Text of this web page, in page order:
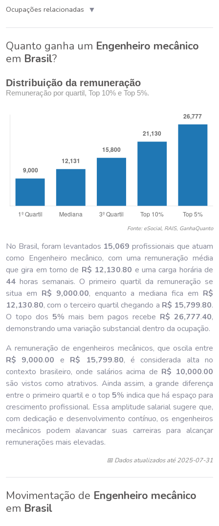
Ocupações relacionadas ▼
Quanto ganha um Engenheiro mecânico
em Brasil?
Distribuição da remuneração
Remuneração por quartil, Top 10% e Top 5%.
Fonte: eSocial, RAIS, GanhaQuanto
No Brasil, foram levantados 15,069 profissionais que atuam
como Engenheiro mecânico, com uma remuneração média
que gira em torno de R$ 12,130.80 e uma carga horária de
44 horas semanais. O primeiro quartil da remuneração se
situa em R$ 9,000.00, enquanto a mediana fica em R$
12,130.80, com o terceiro quartil chegando a R$ 15,799.80.
O topo dos 5% mais bem pagos recebe R$ 26,777.40,
demonstrando uma variação substancial dentro da ocupação.
A remuneração de engenheiros mecânicos, que oscila entre
R$ 9,000.00 e R$ 15,799.80, é considerada alta no
contexto brasileiro, onde salários acima de R$ 10,000.00
são vistos como atrativos. Ainda assim, a grande diferença
entre o primeiro quartil e o top 5% indica que há espaço para
crescimento profissional. Essa amplitude salarial sugere que,
com dedicação e desenvolvimento contínuo, os engenheiros
mecânicos podem alavancar suas carreiras para alcançar
remunerações mais elevadas.
📅 Dados atualizados até 2025-07-31
Movimentação de Engenheiro mecânico
em Brasil